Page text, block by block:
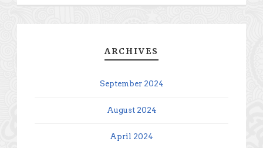
ARCHIVES
September 2024
August 2024
April 2024